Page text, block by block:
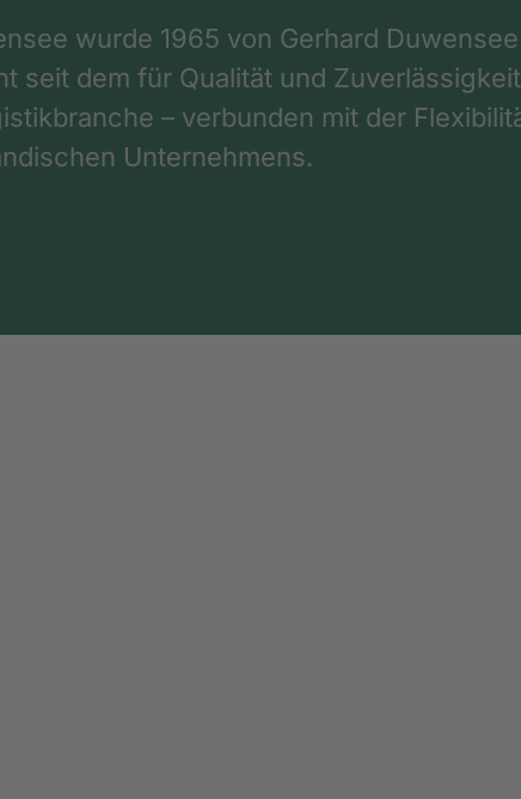
wurde 1965 von Gerhard
seit dem für Qualität und
– verbunden mit der
Unternehmens.